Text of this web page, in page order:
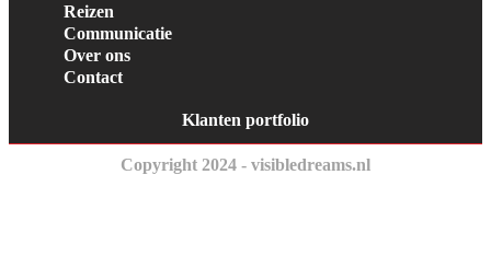
Reizen
Communicatie
Over ons
Contact
Klanten portfolio
Copyright 2024 - visibledreams.nl